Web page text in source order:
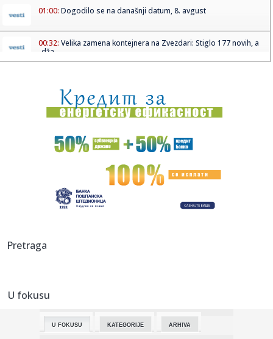
01:00: Dogodilo se na današnji datum, 8. avgust
00:32: Velika zamena kontejnera na Zvezdari: Stiglo 177 novih, a
„dža...
00:03:Na današnji dan, 8. avgust
00:03:Volkswagen menja poslovnu strategiju u SAD
PARTIZAN TRLJA RUKE: Transfer Saše Lukića doneo crno-
23:48:Otišao iz Arsenala pre nego što su podigli trofej – vratio
...
23:42:
23:35: "Nema lakih utakmica, ali mi smo Vojvodina"
Pretraga
U fokusu
U FOKUSU KATEGORIJE ARHIVA